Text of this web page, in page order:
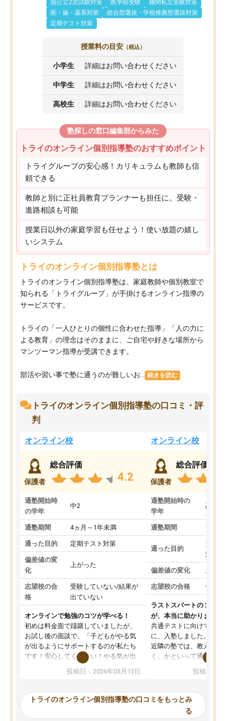
国公立2次試験対策
医学部受験
難関私立受験対策
医・歯・薬系対策
総合型選抜・学校推薦型選抜対策
定期テスト対策
授業料の目安 （税込）
小学生 詳細はお問い合わせください
中学生 詳細はお問い合わせください
高校生 詳細はお問い合わせください
塾探しの窓口編集部からみた
トライのオンライン個別指導塾のおすすめポイント
トライグループの安心感！カリキュラムも教師も信
頼できる
教師と別に正社員教育プランナーも担任に。受験・
進路相談も可能
授業日以外の家庭学習も任せよう！使い放題の嬉し
いシステム
トライのオンライン個別指導塾とは
トライのオンライン個別指導塾は、家庭教師や個別教室で
知られる「トライグループ」が手掛けるオンライン指導の
サービスです。
トライの「一人ひとりの個性に合わせた指導」「人の力に
よる教育」の理念はそのままに、ご自宅や好きな場所から
マンツーマン指導が受講できます。
部活や習い事で塾に通うのが難しいお... 続きを読む
トライのオンライン個別指導塾の口コミ・評
判
オンライン校
保護者
総合評価
4.2
通塾開始時
の学年
中2
通塾期間 4ヵ月～1年未満
通った目的 定期テスト対策
偏差値の変
化
上がった
志望校の合
格
受験していない/結果が
出ていない
オンラインで勉強のコツが学べる！
初めは料金面で躊躇していましたが、
お試し後の面談で、「子どもがやる気
が出るようにサポートするのが私たち
です！安心してください！やる気が出
ないのは私たち講師の責任です」と言
ってくださり、確かに！と考えて、思
ったんですが、学生の先生から学ぶこ
み、徐々に成績が上がったらいいなと
投稿日：2026年03月13日
オンライン校
保護者
総合評価
通塾開始時の
学年
高3
通塾期間 1～3
通った目的
大学
対策
偏差値の変化
志望校の合格 合格
ラストスパートの１か月
が、本当に助かりました
共通テストに向けての追
に、入塾しました。田舎
近隣の塾では、教えても
く、かといって通うには
可能なので本当に助か
らないところをピンポイ
頂いて、とてもわかり
していました。一生を
投稿日：
トライのオンライン個別指導塾の口コミをもっとみ
る